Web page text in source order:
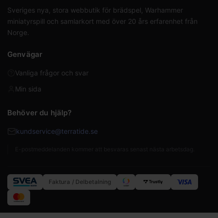
Sveriges nya, stora webbutik för brädspel, Warhammer
miniatyrspill och samlarkort med över 20 års erfarenhet från
Norge.
Genvägar
Vanliga frågor och svar
Min sida
Behöver du hjälp?
kundservice@terratide.se
Faktura / Delbetalning